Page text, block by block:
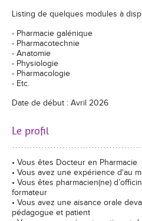
Listing de quelques modules à
- Pharmacie galénique
- Pharmacotechnie
- Anatomie
- Physiologie
- Pharmacologie
- Etc.
Date de début : Avril 2026
Le profil
• Vous êtes Docteur en Pharmacie
• Vous avez une expérience d'au
• Vous êtes pharmacien(ne)
formateur
• Vous avez une aisance orale
pédagogue et patient